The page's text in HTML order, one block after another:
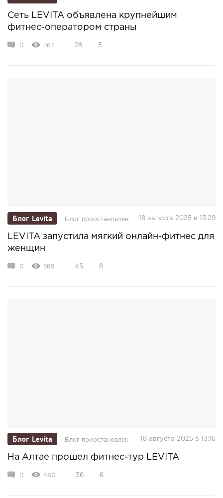
Сеть LEVITA объявлена крупнейшим
фитнес-оператором страны
0 367 28 5
Блог Levita Блог приостановлен 18 августа 2025 в 13:29
LEVITA запустила мягкий онлайн-фитнес для
женщин
0 589 45 8
Блог Levita Блог приостановлен 18 августа 2025 в 13:16
На Алтае прошел фитнес-тур LEVITA
0 480 36 6